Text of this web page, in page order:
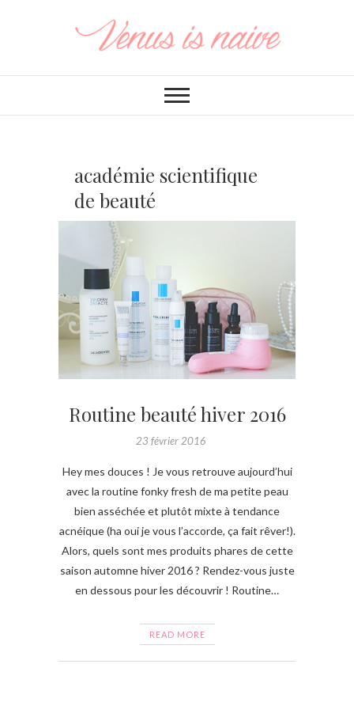
académie scientifique
de beauté
Routine beauté hiver 2016
23 février 2016
Hey mes douces ! Je vous retrouve aujourd’hui
avec la routine fonky fresh de ma petite peau
bien asséchée et plutôt mixte à tendance
acnéique (ha oui je vous l’accorde, ça fait rêver!).
Alors, quels sont mes produits phares de cette
saison automne hiver 2016 ? Rendez-vous juste
en dessous pour les découvrir ! Routine…
READ MORE